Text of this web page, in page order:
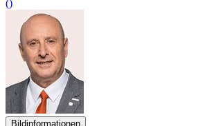
()
Bildinformationen